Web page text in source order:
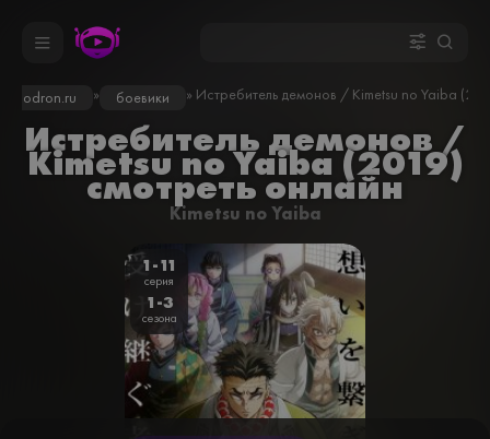
kinodron.ru » боевики » Истребитель демонов / Kimetsu no Yaiba
Истребитель демонов /
Kimetsu no Yaiba (2019)
смотреть онлайн
Kimetsu no Yaiba
1-11
серия
1-3
сезона